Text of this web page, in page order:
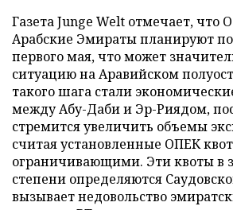
Газета Junge Welt отмечает, что
Арабские Эмираты планируют
первого мая, что может
ситуацию на Аравийском
такого шага стали
между Абу-Даби и Эр-Риядом,
стремится увеличить объемы
считая установленные ОПЕК
ограничивающими. Эти квоты в
степени определяются
вызывает недовольство